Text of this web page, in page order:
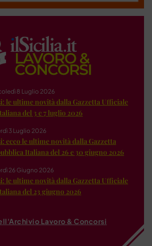
8 Luglio 2026
le ultime novità dalla Gazzetta Ufficiale
del 3 e 7 luglio 2026
3 Luglio 2026
ecco le ultime novità dalla Gazzetta
Italiana del 26 e 30 giugno 2026
26 Giugno 2026
le ultime novità dalla Gazzetta Ufficiale
del 23 giugno 2026
Lavoro & Concorsi